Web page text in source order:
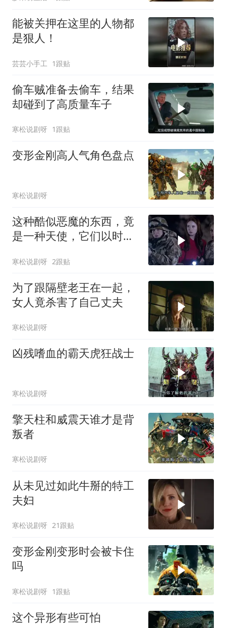
能被关押在这里的人物都
是狠人！
芸芸小手工 1跟贴
偷车贼准备去偷车，结果
却碰到了高质量车子
寒松说剧呀 1跟贴
变形金刚高人气角色盘点
寒松说剧呀
这种酷似恶魔的东西，竟
是一种天使，它们以时间
寒松说剧呀 2跟贴
为了跟隔壁老王在一起，
女人竟杀害了自己丈夫
寒松说剧呀
凶残嗜血的霸天虎狂战士
寒松说剧呀
擎天柱和威震天谁才是背
叛者
寒松说剧呀
从未见过如此牛掰的特工
夫妇
寒松说剧呀 21跟贴
变形金刚变形时会被卡住
吗
寒松说剧呀 1跟贴
这个异形有些可怕